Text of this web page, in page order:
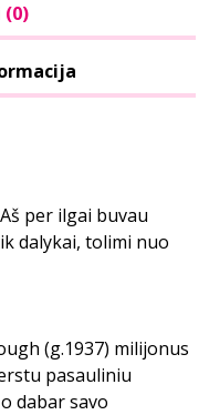
(0)
per ilgai buvau
dalykai, tolimi nuo
(g.1937) milijonus
pasauliniu
dabar savo